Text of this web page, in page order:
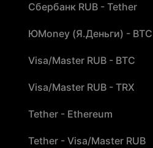
Сбербанк RUB - Tether
ЮMoney (Я.Деньги) - BTC
Visa/Master RUB - BTC
Visa/Master RUB - TRX
Tether - Ethereum
Tether - Visa/Master RUB